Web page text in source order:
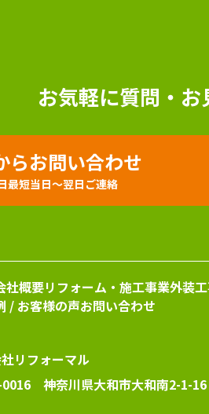
お気軽に質問・お
らお問い合わせ
最短当日～翌日ご連絡
社概要リフォーム・施工事業外装
/ お客様の声お問い合わせ
リフォーマル
0016 神奈川県大和市大和南2-1-16